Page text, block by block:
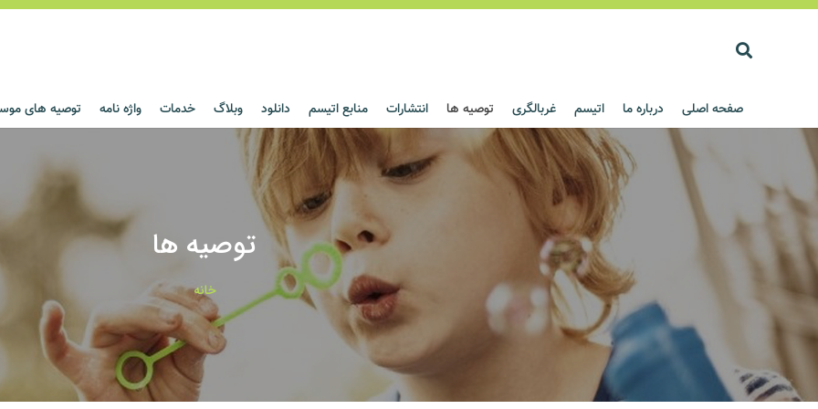
صفحه اصلی درباره ما اتیسم غربالگری توصیه ها انتشارات منابع اتیسم دانلود وبلاگ خدمات واژه نامه توصیه های
توصیه ها
خانه